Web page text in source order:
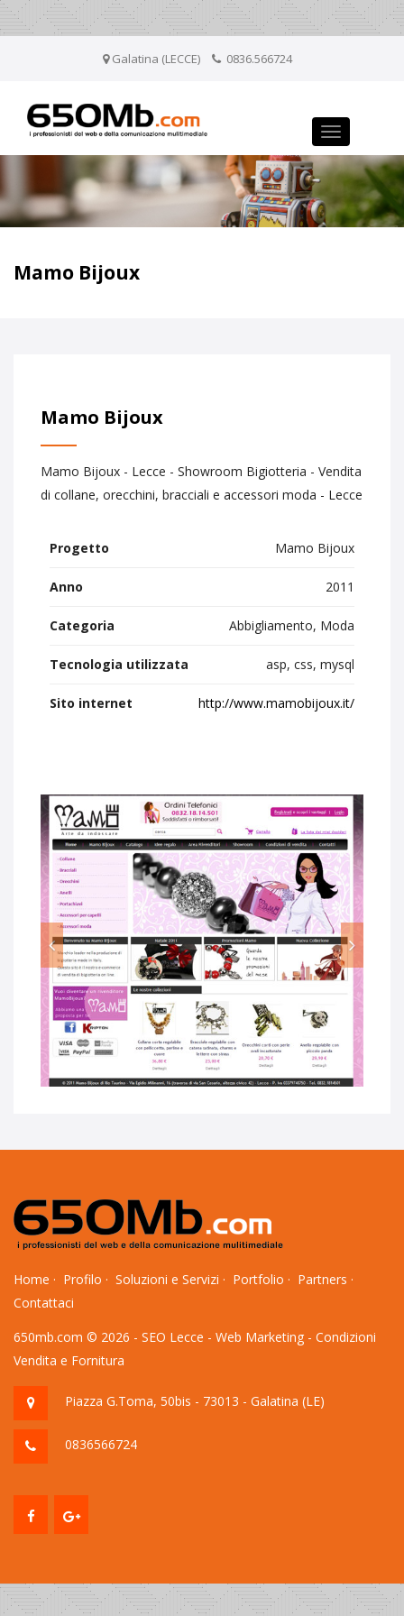
Galatina (LECCE) 0836.566724
Toggle
navigation
Mamo Bijoux
Mamo Bijoux
Mamo Bijoux - Lecce - Showroom Bigiotteria - Vendita
di collane, orecchini, bracciali e accessori moda - Lecce
Progetto Mamo Bijoux
Anno 2011
Categoria Abbigliamento, Moda
Tecnologia utilizzata asp, css, mysql
Sito internet http://www.mamobijoux.it/
Previous Next
Home · Profilo · Soluzioni e Servizi · Portfolio · Partners ·
Contattaci
650mb.com © 2026 - SEO Lecce - Web Marketing - Condizioni
Vendita e Fornitura
Piazza G.Toma, 50bis - 73013 - Galatina (LE)
0836566724